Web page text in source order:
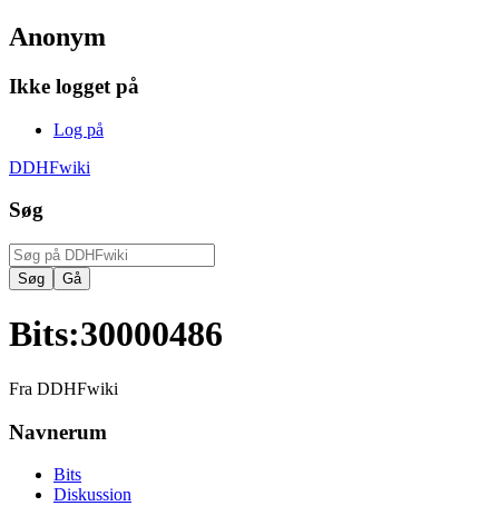
Anonym
Ikke logget på
Log på
DDHFwiki
Søg
Bits:30000486
Fra DDHFwiki
Navnerum
Bits
Diskussion